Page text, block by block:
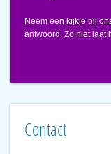
Neem een kijkje bij
antwoord. Zo niet laat
Contact